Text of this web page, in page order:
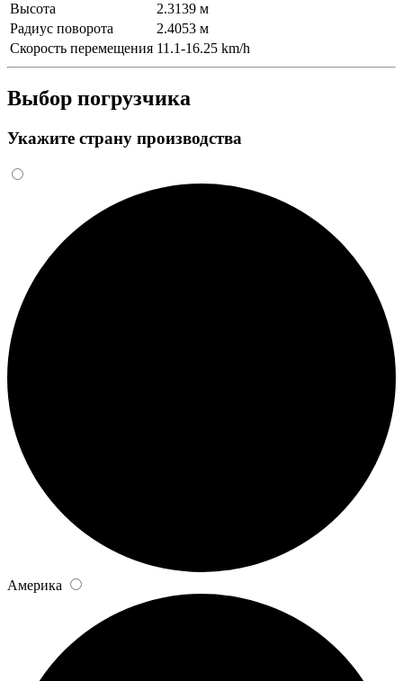
Высота
2.3139 м
Радиус поворота
2.4053 м
Скорость перемещения 11.1-16.25 km/h
Выбор погрузчика
Укажите страну производства
Америка